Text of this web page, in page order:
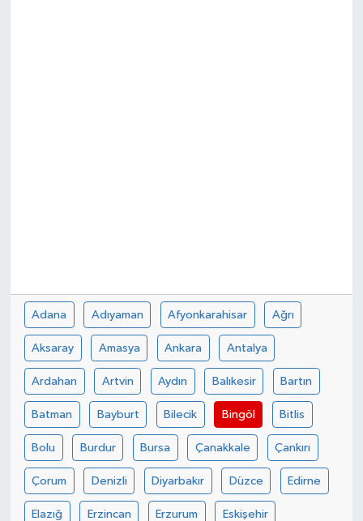
Adana Adıyaman Afyonkarahisar Ağrı
Aksaray Amasya Ankara Antalya
Ardahan Artvin Aydın Balıkesir Bartın
Batman Bayburt Bilecik Bingöl Bitlis
Bolu Burdur Bursa Çanakkale Çankırı
Çorum Denizli Diyarbakır Düzce Edirne
Elazığ Erzincan Erzurum Eskişehir
YAYLADERE
YEDİSU